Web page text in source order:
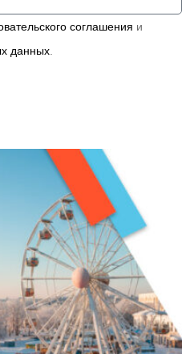
соглашения и
данных